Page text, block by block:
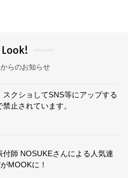
Look!
らのお知らせ
スクショしてSNS等にアップする
止されています。
付師 NOSUKEさんによる人気連
MOOKに！